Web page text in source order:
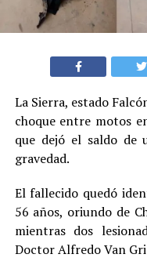
La Sierra, estado
choque entre motos
que dejó el saldo de
gravedad.
El fallecido quedó
56 años, oriundo de
mientras dos
Doctor Alfredo Van